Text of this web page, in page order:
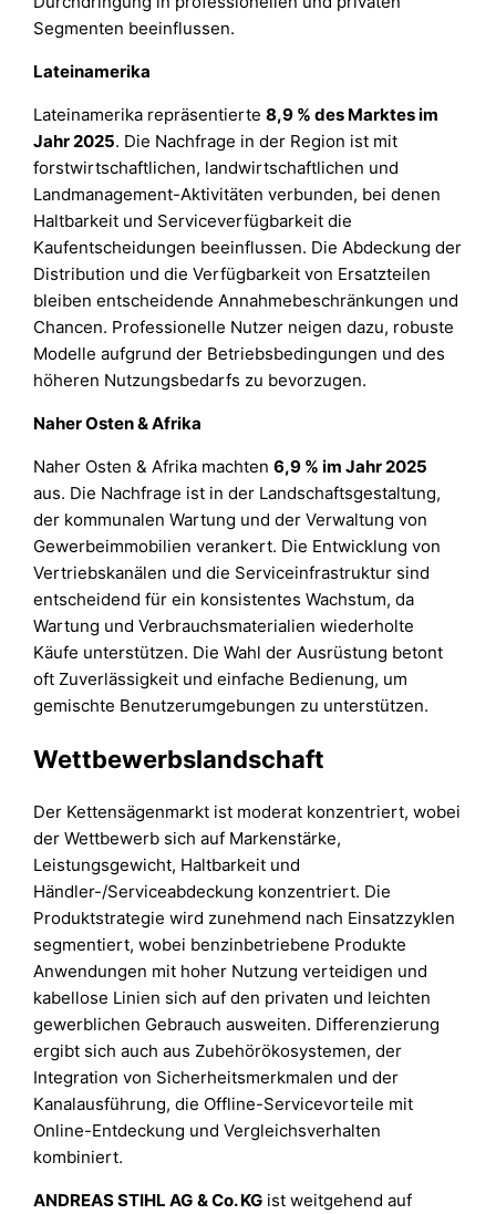
Segmenten beeinflussen.
Lateinamerika
Lateinamerika repräsentierte8,9 % des Marktes im
Jahr 2025. Die Nachfrage in der Region ist mit
forstwirtschaftlichen, landwirtschaftlichen und
Landmanagement-Aktivitäten verbunden, bei denen
Haltbarkeit und Serviceverfügbarkeit die
Kaufentscheidungen beeinflussen. Die Abdeckung der
Distribution und die Verfügbarkeit von Ersatzteilen
bleiben entscheidende Annahmebeschränkungen und
Chancen. Professionelle Nutzer neigen dazu, robuste
Modelle aufgrund der Betriebsbedingungen und des
höheren Nutzungsbedarfs zu bevorzugen.
Naher Osten & Afrika
Naher Osten & Afrika machten6,9 % im Jahr 2025
aus. Die Nachfrage ist in der Landschaftsgestaltung,
der kommunalen Wartung und der Verwaltung von
Gewerbeimmobilien verankert. Die Entwicklung von
Vertriebskanälen und die Serviceinfrastruktur sind
entscheidend für ein konsistentes Wachstum, da
Wartung und Verbrauchsmaterialien wiederholte
Käufe unterstützen. Die Wahl der Ausrüstung betont
oft Zuverlässigkeit und einfache Bedienung, um
gemischte Benutzerumgebungen zu unterstützen.
Wettbewerbslandschaft
Der Kettensägenmarkt ist moderat konzentriert, wobei
der Wettbewerb sich auf Markenstärke,
Leistungsgewicht, Haltbarkeit und
Händler-/Serviceabdeckung konzentriert. Die
Produktstrategie wird zunehmend nach Einsatzzyklen
segmentiert, wobei benzinbetriebene Produkte
Anwendungen mit hoher Nutzung verteidigen und
kabellose Linien sich auf den privaten und leichten
gewerblichen Gebrauch ausweiten. Differenzierung
ergibt sich auch aus Zubehörökosystemen, der
Integration von Sicherheitsmerkmalen und der
Kanalausführung, die Offline-Servicevorteile mit
Online-Entdeckung und Vergleichsverhalten
kombiniert.
ANDREAS STIHL AG & Co. KG ist weitgehend auf